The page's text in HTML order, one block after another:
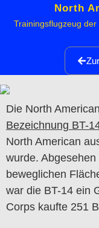
North
Trainingsflugzeug
Die North
Bezeichnung BT-
North American
wurde.
beweglichen
war die BT-14 ein
Corps kaufte 251